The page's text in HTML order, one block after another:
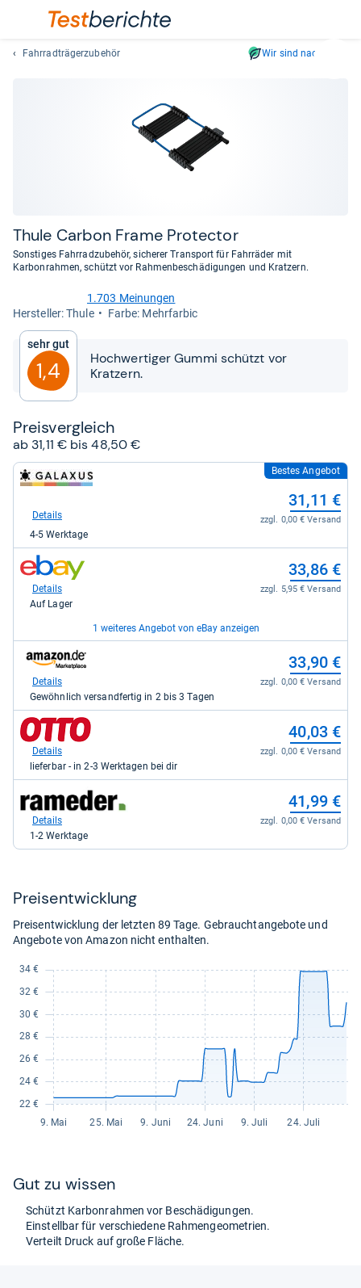
Fahrradträgerzubehör Wir sind nachhaltig
Thule Car­bon Frame Pro­tec­tor
Sonstiges Fahrradzubehör, sicherer Transport für Fahrräder mit
Karbonrahmen, schützt vor Rahmenbeschädigungen und Kratzern.
von
Sternen
1.703 Meinungen
Her­stel­ler: Thule
Farbe: Mehrfarbic
Sehr gut
1,4
Hochwertiger Gummi schützt vor
Kratzern.
Preis­ver­gleich
ab 31,11 € bis 48,50 €
zum
Shop:
galaxus
31,11
kaufen.
Bestes Angebot
31,11 €
zzgl. 0,00 € Versand
Details
4-5 Werktage
zum
Shop:
eBay
33,86 €
zzgl. 5,95 € Versand
Details
Auf Lager
1 weiteres Angebot von eBay anzeigen
zum
Shop:
eBay
48,50
kaufen.
48,50 €
zzgl. 11,95 € Versand
Details
Auf Lager
zum
Shop:
Amazon.de
33,90
kaufen.
33,90 €
zzgl. 0,00 € Versand
Details
Gewöhnlich versandfertig in 2 bis 3 Tagen
zum
Shop:
Otto.de
kaufen.
40,03 €
zzgl. 0,00 € Versand
Details
lieferbar - in 2-3 Werktagen bei dir
zum
Shop:
Rameder
Anhängerkupplungen
41,99 €
zzgl. 0,00 € Versand
Details
1-2 Werktage
Preis­ent­wick­lung
Preisentwicklung der letzten 89 Tage. Gebrauchtangebote und
Angebote von Amazon nicht enthalten.
Gut zu wis­sen
Schützt Kar­bon­rah­men vor Beschä­di­gun­gen.
Ein­stell­bar für ver­schie­dene Rah­men­geo­me­trien.
Ver­teilt Druck auf große Flä­che.